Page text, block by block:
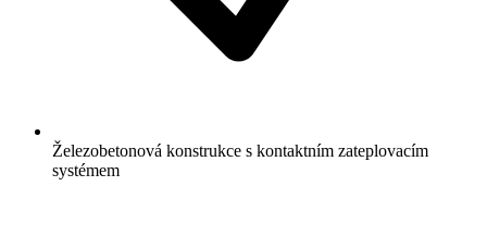
Železobetonová konstrukce s kontaktním zateplovacím
systémem